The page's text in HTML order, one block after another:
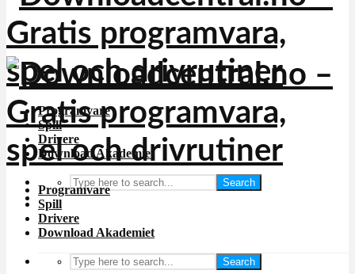
Programvare
Spill
Drivere
Download Akademiet
Search
Programvare
Spill
Drivere
Download Akademiet
Search